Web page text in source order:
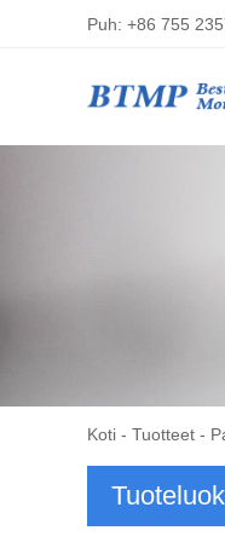
Puh: +86 755
Koti - Tuotteet -